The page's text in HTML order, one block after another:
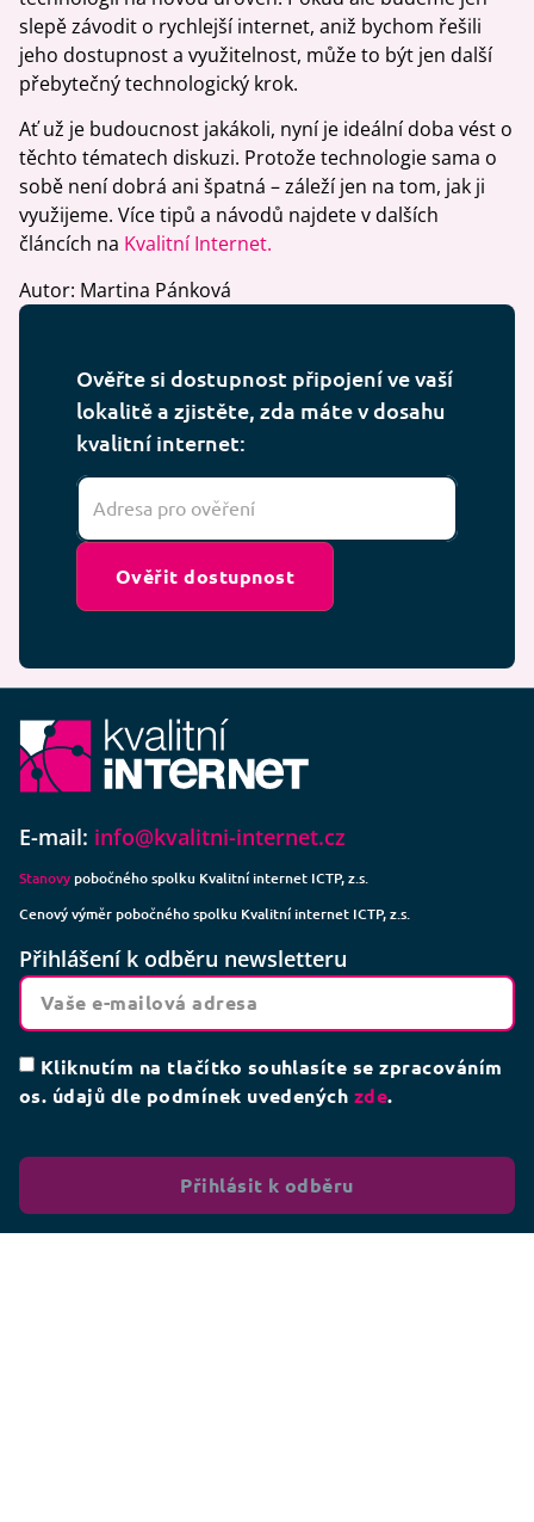
slepě závodit o rychlejší internet, aniž bychom řešili
jeho dostupnost a využitelnost, může to být jen další
přebytečný technologický krok.
Ať už je budoucnost jakákoli, nyní je ideální doba vést o
těchto tématech diskuzi. Protože technologie sama o
sobě není dobrá ani špatná – záleží jen na tom, jak ji
využijeme. Více tipů a návodů najdete v dalších
článcích na Kvalitní Internet.
Autor: Martina Pánková
Ověřte si dostupnost připojení ve vaší
lokalitě a zjistěte, zda máte v dosahu
kvalitní internet:
Ověřit dostupnost
E-mail: info@kvalitni-internet.cz
Stanovy pobočného spolku Kvalitní internet ICTP, z.s.
Cenový výměr pobočného spolku Kvalitní internet ICTP, z.s.
Přihlášení k odběru newsletteru
Kliknutím na tlačítko souhlasíte se zpracováním
os. údajů dle podmínek uvedených zde.
Přihlásit k odběru